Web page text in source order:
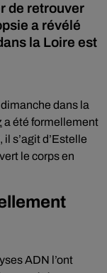
de retrouver
a révélé
la Loire est
dans la
a été formellement
s’agit d’Estelle
le corps en
ADN l’ont